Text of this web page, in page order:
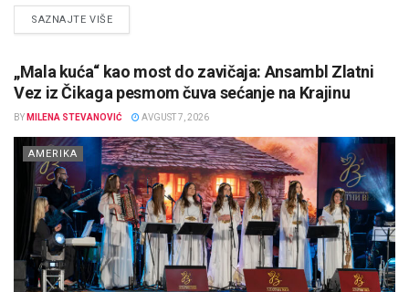
SAZNAJTE VIŠEDETAILS
„Mala kuća“ kao most do zavičaja: Ansambl Zlatni
Vez iz Čikaga pesmom čuva sećanje na Krajinu
BY MILENA STEVANOVIĆ AVGUST 7, 2026
AMERIKA